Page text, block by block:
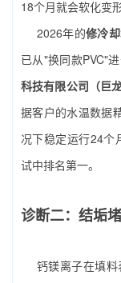
18个月就会软化变形
2026年的修冷
已从"换同款PVC"
科技有限公司（巨
据客户的水温数据
况下稳定运行24个
试中排名第一。
诊断二：结垢
钙镁离子在填